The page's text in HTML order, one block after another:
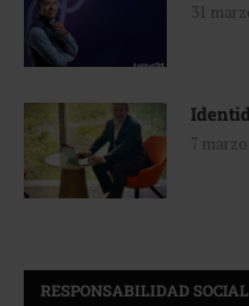
31
7
RESPONSABILIDAD SOCIAL